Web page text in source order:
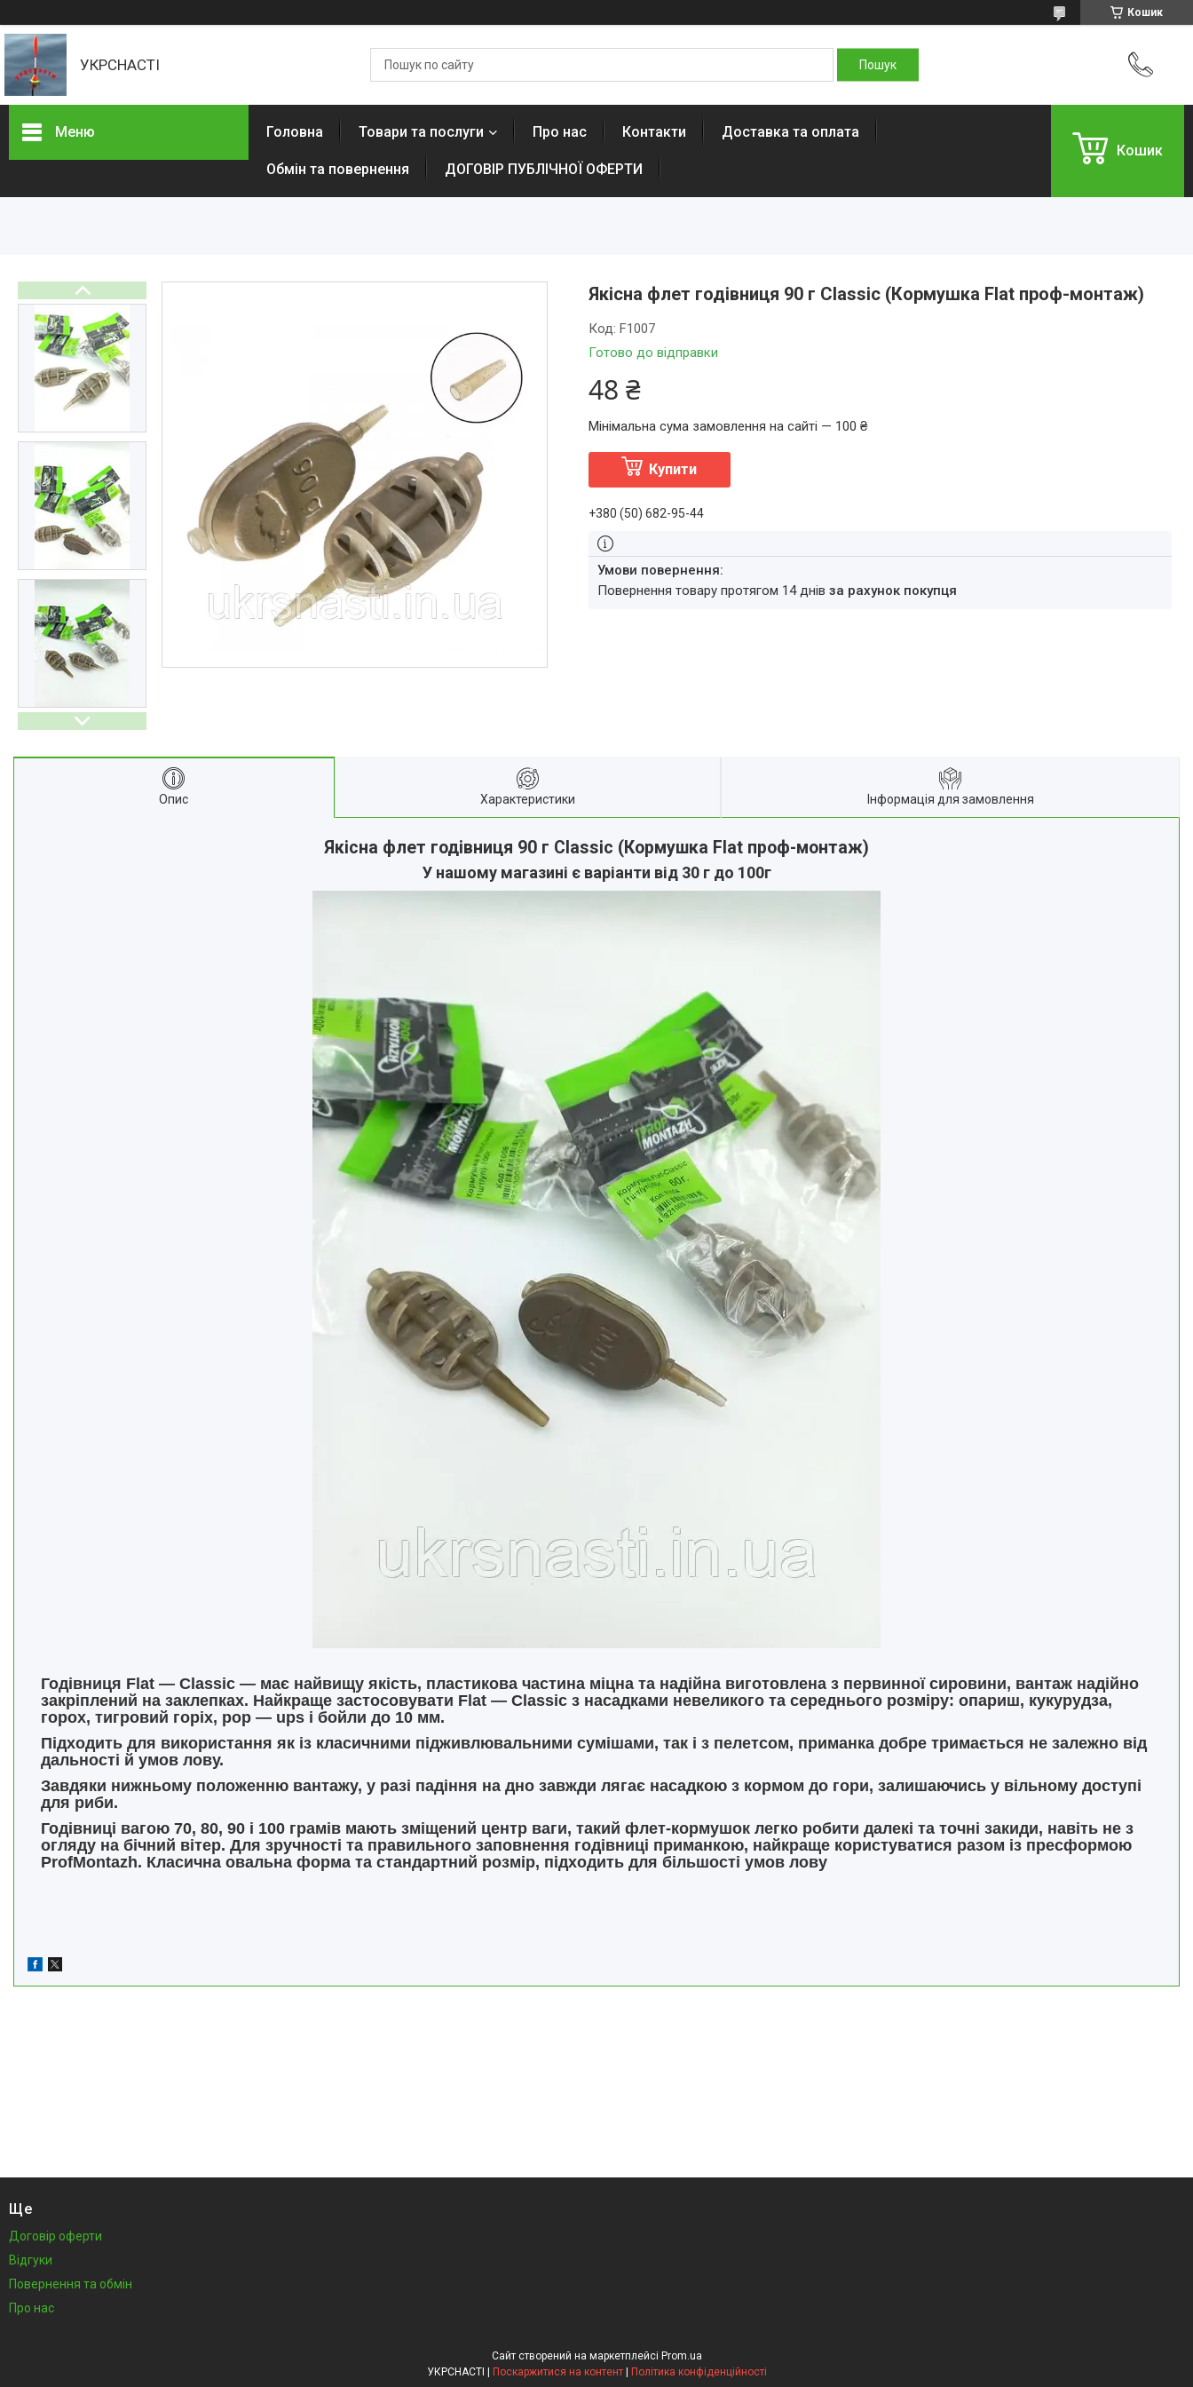
Кошик
УКРСНАСТІ
Меню Головна Товари та послуги Про нас Контакти Доставка та оплата
Обмін та повернення ДОГОВІР ПУБЛІЧНОЇ ОФЕРТИ
Кошик
Якісна флет годівниця 90 г Classic (Кормушка Flat проф-монтаж)
Готово до відправки
Код: F1007
48 ₴
Мінімальна сума замовлення на сайті — 100 ₴
Купити
+380 (50) 682-95-44
повернення товару протягом 14 днів за рахунок покупця
Опис Характеристики Інформація для замовлення
Якісна флет годівниця 90 г Classic (Кормушка Flat проф-монтаж)
У нашому магазині є варіанти від 30 г до 100г
Годівниця Flat — Classic — має найвищу якість, пластикова частина міцна та надійна виготовлена з первинної сировини, вантаж надійно
закріплений на заклепках. Найкраще застосовувати Flat — Classic з насадками невеликого та середнього розміру: опариш, кукурудза,
горох, тигровий горіх, pop — ups і бойли до 10 мм.
Підходить для використання як із класичними підживлювальними сумішами, так і з пелетсом, приманка добре тримається не залежно від
дальності й умов лову.
Завдяки нижньому положенню вантажу, у разі падіння на дно завжди лягає насадкою з кормом до гори, залишаючись у вільному доступі
для риби.
Годівниці вагою 70, 80, 90 і 100 грамів мають зміщений центр ваги, такий флет-кормушок легко робити далекі та точні закиди, навіть не з
огляду на бічний вітер. Для зручності та правильного заповнення годівниці приманкою, найкраще користуватися разом із пресформою
ProfMontazh. Класична овальна форма та стандартний розмір, підходить для більшості умов лову
Ще
Договір оферти
Відгуки
Повернення та обмін
Про нас
Сайт створений на маркетплейсі Prom.ua
УКРСНАСТІ | Поскаржитися на контент | Політика конфіденційності